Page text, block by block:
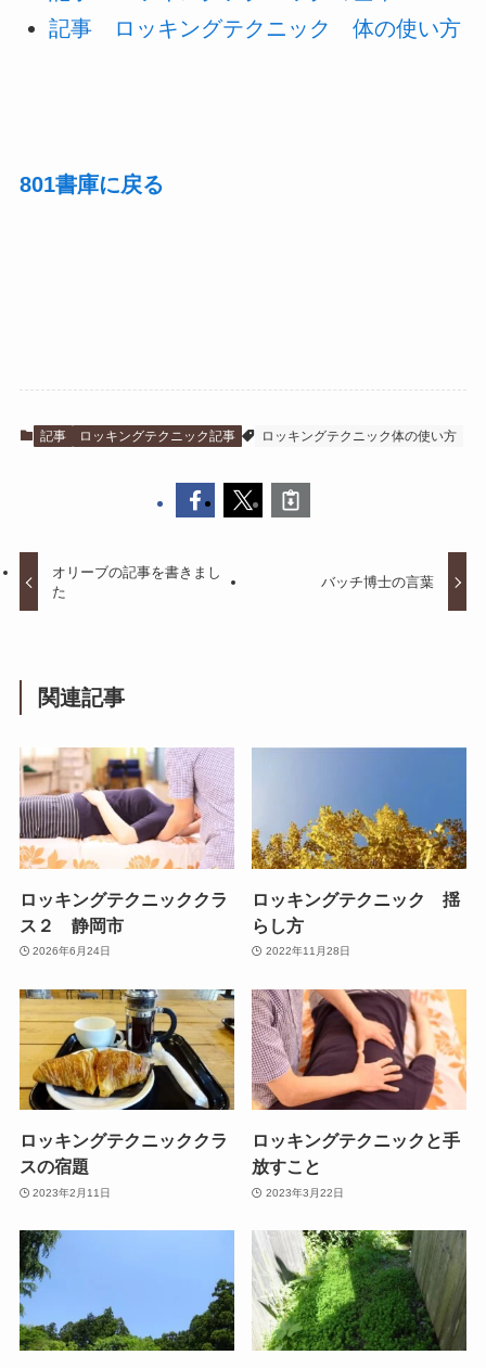
記事 ロッキングテクニック 体の使い方
801書庫に戻る
記事 ロッキングテクニック記事 ロッキングテクニック体の使い方
オリーブの記事を書きまし
た
バッチ博士の言葉
関連記事
ロッキングテクニッククラ
ス２ 静岡市
2026年6月24日
ロッキングテクニック 揺
らし方
2022年11月28日
ロッキングテクニッククラ
スの宿題
2023年2月11日
ロッキングテクニックと手
放すこと
2023年3月22日